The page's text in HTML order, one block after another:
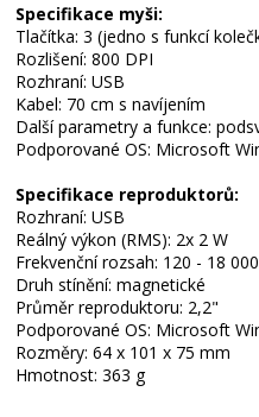
Specifikace myši:
Tlačítka: 3 (jedno s funkcí
Rozlišení: 800 DPI
Rozhraní: USB
Kabel: 70 cm s navíjením
Další parametry a funkce:
Podporované OS: Microsoft
Specifikace reproduktorů:
Rozhraní: USB
Reálný výkon (RMS): 2x 2 W
Frekvenční rozsah: 120 - 18
Druh stínění: magnetické
Průměr reproduktoru: 2,2"
Podporované OS: Microsoft
Rozměry: 64 x 101 x 75 mm
Hmotnost: 363 g